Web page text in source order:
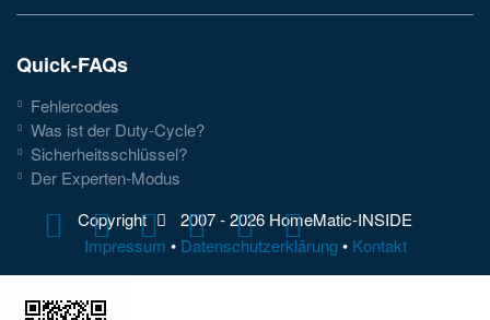
Quick-FAQs
Fehlercodes
Was ist der Duty-Cycle?
Sicherheitsschlüssel?
Der Experten-Modus
Copyright
2007 - 2026 HomeMatic-INSIDE
Impressum • Datenschutzerklärung• Kontakt